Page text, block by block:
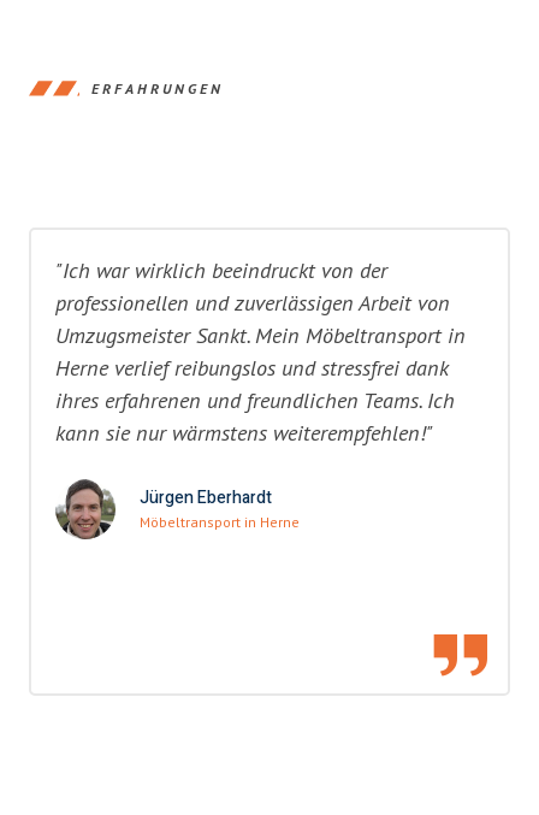
ERFAHRUNGEN
"Ich war wirklich beeindruckt von der
professionellen und zuverlässigen Arbeit von
Umzugsmeister Sankt. Mein Möbeltransport in
Herne verlief reibungslos und stressfrei dank
ihres erfahrenen und freundlichen Teams. Ich
kann sie nur wärmstens weiterempfehlen!"
Jürgen Eberhardt
Möbeltransport in Herne